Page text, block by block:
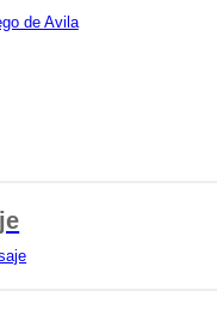
de Avila